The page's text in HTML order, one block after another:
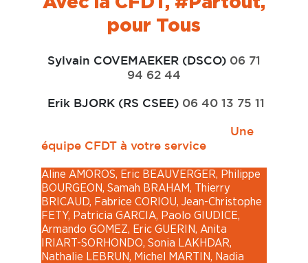
pour Tous
Sylvain COVEMAEKER (DSCO) 06 71
94 62 44
Erik BJORK (RS CSEE) 06 40 13 75 11
Une
équipe CFDT à votre service
Aline AMOROS, Eric BEAUVERGER, Philippe
BOURGEON, Samah BRAHAM, Thierry
BRICAUD, Fabrice CORIOU, Jean-Christophe
FETY, Patricia GARCIA, Paolo GIUDICE,
Armando GOMEZ, Eric GUERIN, Anita
IRIART-SORHONDO, Sonia LAKHDAR,
Nathalie LEBRUN, Michel MARTIN, Nadia